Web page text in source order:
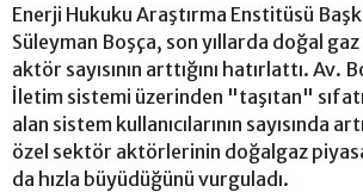
Enerji Hukuku Araştırma Enstitüsü
Süleyman Boşça, son yıllarda doğal
aktör sayısının arttığını hatırlattı. Av.
İletim sistemi üzerinden "taşıtan"
alan sistem kullanıcılarının sayısında
özel sektör aktörlerinin doğalgaz
da hızla büyüdüğünü vurguladı.